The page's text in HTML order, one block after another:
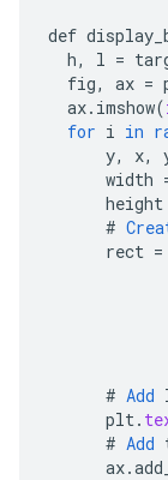
def
h, l =
fig, ax =
ax. imshow(
for i in
y, x,
width
height
#
rect =
# Add
plt.
# Add
ax.